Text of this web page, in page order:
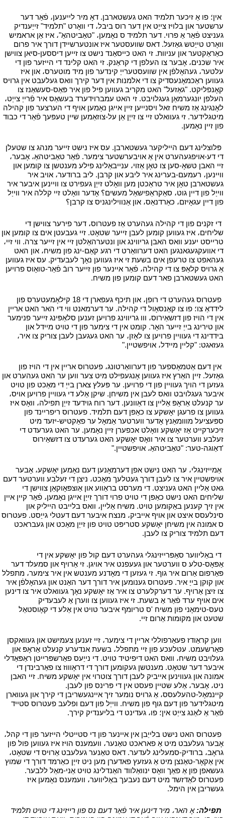
אין؛ פו אַ זיכער תלמיד האט געשטארבן. דאָ מיר לייענען، פֿאַר דער
ערשטער און בלויז צייַט אין דער רוס ביבל، די וואָרט "תלמיד" זייַענדיק
געניצט פֿאַר אַ פרוי. דער תלמיד ס נאָמען، "טאַביטהאַ"، איז אַן אראמיש
וואָרט טייַטש גאַזעל. דאס שוועסטער איז אונטערשיידן דורך איר פרום
כאַראַקטער און עניוות. זי האט כייסאַנד נישט צו זייען דיססען-סיאן צווישן
איר שכנים، אָבער צו העלפן די קראַנק. זי האט קלינד די הייזער פון די
עלטער، געהאָלפֿן אין שוועסטערייַ קינדער פון מיד מוטערס، און איז
געווען ראַכמאָנעסדיק צו די אלמנות אין דער קירך וואס געלעבט אין גרויס
קאָנפליקט. "גאַזעל" האט מקריב געווען פיל פון איר פּאַס-סעשאַנז צו
העלפן יונגערמאַן געגלויבט. זי האט עמברוידערד בעשאַס איר פֿרייַ צייַט،
לאָנגינג אַז משיח זאל ויסנייען זיין אייגן נאָמען אויף די הערצער פון קהילה
מיטגלידער. זי געוואלט זיי צו זייַן אַן על-צוזאַמען שיין טעפּעך פֿאַר די כבוד
פון זיין נאָמען.
פּלוצלינג דעם הייליקער געשטארבן. עס איז נישט זייער מנהג צו שטעלן
די דע-אויפגעהערט אין אַ אויבערשטער צימער. פֿאַר טאַביטהאַ، אָבער،
זיי האבן טשאָ-סען צו טאָן אַזוי، ענייבאַלינג פילע מענטשן צו קומען און
וויינען، רעמעם-בערינג איר ליבע און קרבן. ליב ברודער، אויב איר
געשטארבן טאָן איר טראַכטן מען וואָלט זייַן געפירט צו וויינען איבער איר
ווייַל פון דיין גוט، סאַקראַפישאַל מעשים؟ אָדער וואָלט זיי קללה איר ווייַל
פון דיין עגאָיזם، כאַרדנאַס، און אַנווילינגניס צו קרבן؟
די זקנים פון די קהילה געהערט אַז פעטרוס، דער פירער צווישן די
שליחים، איז געווען קומען לעבן זייער שטאָט. זיי געבעטן אים צו קומען און
טרייסט יענע וואס האבן גריווינג און ונטערהאַלטן זיי אין זייער צרה. ווי זיי،
די אוועקגעגאנגען האט דערוואַרט די רגע קאַם-ינג פון משיח، און האט
געהאפט צו טרעפן אים בשעת זי איז געווען נאָך לעבעדיק. עס איז געווען
אַ גרויס קלאַפּ צו די קהילה، פֿאַר איינער פון זייער רובֿ פֿאַר-טואָוס פרויען
האט געשטארבן פאר דעם קומען פון משיח.
פעטרוס געהערט די רופן، און תיכף געפארן די 18 קילאָמעטערס פון
לידדאַ צו؛ פו צו קאַנסאָול די קהילה. ער דערמאנט ווי די האר האט אריין
אין די הויז פון דזשאַירוס، ווו גריווינג פרויען זענען סלאַפּינג זייער פנימער
און טירינג בייַ זייער האָר. קומט אין די צימער פון די טויט מיידל און
בידדינג די געוויין פרויען צו לאָזן، ער האט געגעבן לעבן צוריק צו איר،
געזאגט: "קליין מיידל، אויפשטיין."
אין דעם אַטמאָספער פון דערוואַרטונג، פעטרוס אריין אין די הויז פון
גאַזעל. זיין האַרץ איז געווען אָנגעפילט מיט צער ווען ער האט געהערט און
געזען די הויך געוויין פון די פרויען. ער פּעלץ צארן בייַ די מאַכט פון טויט
איבער געגלויבט וואס לעבן אין משיחן. שיקן אַלע די געוויין פרויען אויס،
ער קנעלט אַראָפּ אַליין צו דאַוונען. דער רוח גוידעד זייַן תפילה، וואָס איז
געווען צו פרעגן יאָשקע צו כאַפּן דעם תלמיד. פעטרוס ריפריינד פון
ספּעציעל מווומאַנץ אָדער ווערטער אַמאָל ער פאַקטיש-יזעד מיט
זיכערקייט אַז יאָשקע וואָלט אכפערן זיין נאָמען. ער האט גערעדט די
זעלבע ווערטער צו איר וואָס יאָשקע האט גערעדט צו דזשאַירוס
'דאַוגה-טער: "טאַביטהאַ، אויפשטיין."
אַמייזינגלי، ער האט נישט אפן דערמאָנען דעם נאָמען יאָשקע، אָבער
אויפשטיין איר צו לעבן דורך געטלעך מאַכט، ניצן די זעלבע ווערטער דעם
גאט אַליין האט געניצט. די מערסט בראַווע און אַוצפּאָוקאַן צווישן די
שליחים האט נישט כאַפּן די טויט פרוי דורך זייַן אייגן נאָמען، פֿאַר קיין איין
אין זיך קענען באַקומען טויט. משיח אַליין، וואס בלייבט הייליק און
סינלעסס איצט און אויף אייביק، מנצח איבער דעם דעטלי גייַסט. פעטרוס
ס אמונה אין משיחן יאָשקע סטריפּט טויט פון זייַן מאַכט און געבראכט
דעם תלמיד צוריק צו לעבן.
די באַליווער סאַפּרייזינגלי געהערט דעם קול פון יאָשקע אין די
אַפּאָס-טלע ס ווערטער און געעפנט איר אויגן. זי אַרויף און סמעלד דער
פּאַרפום אַרום איר גוף. זי געזען די מאָדנע מענטש אין איר צימער، מתפלל
און קוקן בייַ איר. פעטרוס גענומען איר דורך דער האַנט און געהאָלפֿן איר
צו זיצן אַרויף. ער דערקלערט צו איר אַז יאָשקע נאָך געוואלט איר צו דינען
אים אויף ערד פֿאַר אַ בשעת. זי איז געווען צו ווערן אַ לעבעדיק
טעס-טימאָני פון משיח 'ס טריומף איבער טויט אין אַלע די קאָוסטאַל
שטעט און מקומות אַרום זיי.
ווען קראַודז פעאַרפוללי אריין די צימער، זיי זענען צעמישט און געוואקסן
פאַרשעמט. עטלעכע פון ​​זיי מתפלל، בשעת אנדערע קנעלט אַראָפּ און
געלויבט משיח، וואס האט דיפיטיד טויט. די נייַעס פאַרשפּרייטן ראַפּאַדלי
איבער דער שטאָט. מענטשן געקומען דורך די דראָוווז צו פאַרבינדן די
אמונה און געווינען אייביק לעבן דורך צוטרוי אין יאָשקע משיח. זיי האבן
ניט، אָבער، אַלע שטיין פעסט אין די פּרינס פון לעבן.
קיינמאָל-טהעלעסס، אַ גרויס נומער זיך איינגעשריבן די קירך און געווארן
מיטגלידער פון דעם גוף פון משיח. ווייַל פון דעם ופלעב פעטרוס סטייד
פֿאַר אַ לאַנג צייַט אין؛ פו، געדינט די בליענדיק קירך.
פעטרוס האט נישט בלייַבן אין איינער פון די סטייטלי הייזער פון די קהל،
אָבער געלעבט מיט אַ פאראכט טאַנער، וועמענס הויז איז געווען פול פון
גראָב، ברודיק-סמעלינג לעדער. דאס טאַנער געלעבט אַרויס די שטאָט،
אין אַקאָר-טאַנצן מיט אַ געזעץ פאדערן מען ניט זייַן כאַרמד דורך די שמוץ
געשאפן פון אַ פאַך וואָס ינוואַלווד האַנדלינג טויט אַני-מאַל ללבער.
פעטרוס לאַדזשד מיט דעם נעבעך באַליווער، וועמענס נאָמען איז
געשריבן אין הימל.
תפילה: אָ האר، מיר דינען איר פֿאַר דעם נס פון רייזינג די טויט תלמיד